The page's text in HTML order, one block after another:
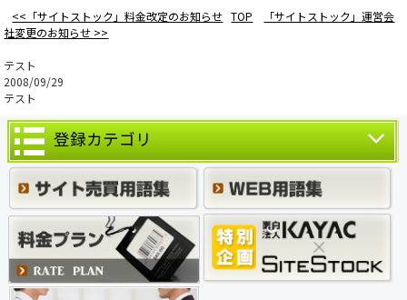
<<「サイトストック」料金改定のお知らせ TOP
「サイトストック」運営会
社変更のお知らせ >>
テスト
2008/09/29
テスト
登録カテゴリ
売却案件一覧(6811)
ビジネス (2302)
ショッピング (1257)
学校・教育・資格 (390)